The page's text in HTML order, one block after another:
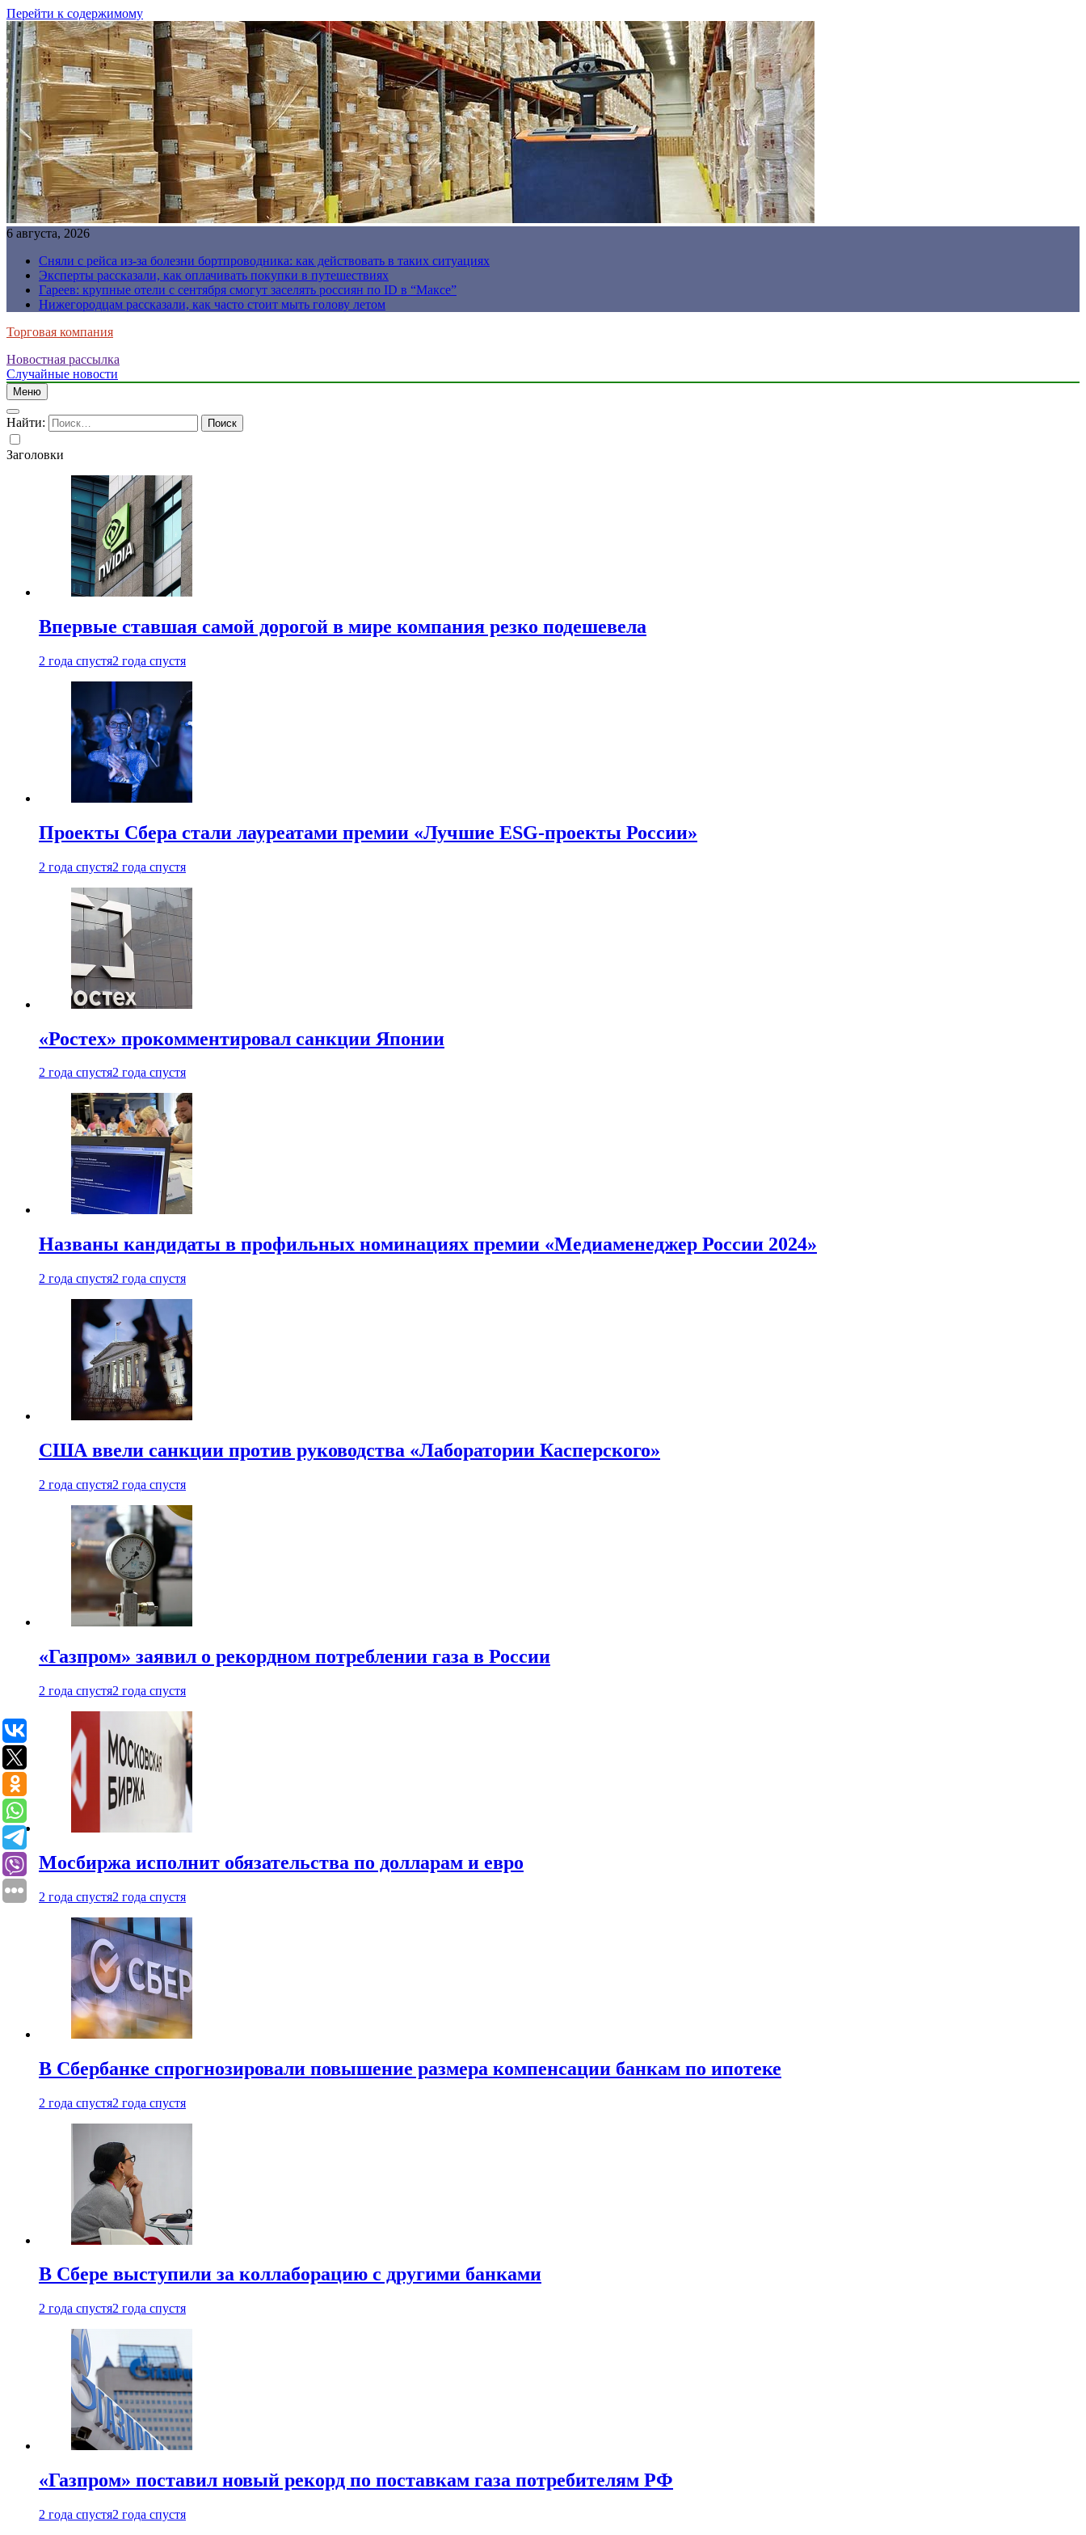
Перейти к содержимому
6 августа, 2026
Сняли с рейса из-за болезни бортпроводника: как действовать в таких ситуациях
Эксперты рассказали, как оплачивать покупки в путешествиях
Гареев: крупные отели с сентября смогут заселять россиян по ID в “Максе”
Нижегородцам рассказали, как часто стоит мыть голову летом
Торговая компания
Новостная рассылка
Случайные новости
Меню
Найти:
Заголовки
Впервые ставшая самой дорогой в мире компания резко подешевела
2 года спустя2 года спустя
Проекты Сбера стали лауреатами премии «Лучшие ESG-проекты России»
2 года спустя2 года спустя
«Ростех» прокомментировал санкции Японии
2 года спустя2 года спустя
Названы кандидаты в профильных номинациях премии «Медиаменеджер России 2024»
2 года спустя2 года спустя
США ввели санкции против руководства «Лаборатории Касперского»
2 года спустя2 года спустя
«Газпром» заявил о рекордном потреблении газа в России
2 года спустя2 года спустя
Мосбиржа исполнит обязательства по долларам и евро
2 года спустя2 года спустя
В Сбербанке спрогнозировали повышение размера компенсации банкам по ипотеке
2 года спустя2 года спустя
В Сбере выступили за коллаборацию с другими банками
2 года спустя2 года спустя
«Газпром» поставил новый рекорд по поставкам газа потребителям РФ
2 года спустя2 года спустя